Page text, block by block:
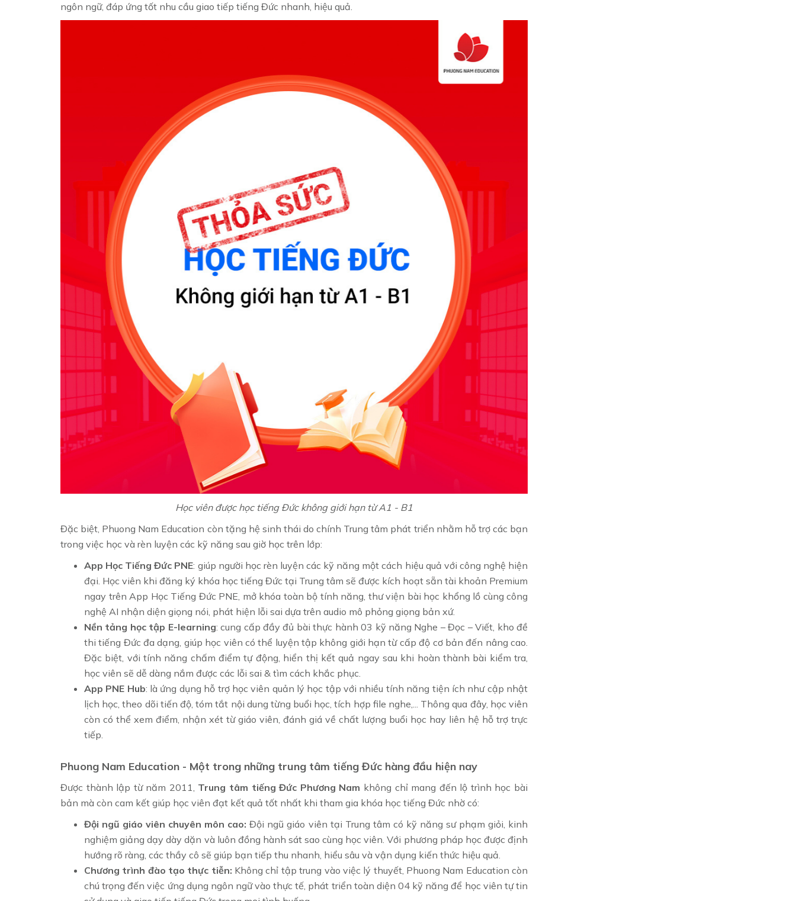
ngôn ngữ, đáp ứng tốt nhu cầu giao tiếp tiếng Đức nhanh, hiệu quả.
Học viên được học tiếng Đức không giới hạn từ A1 - B1
Đặc biệt, Phuong Nam Education còn tặng hệ sinh thái do chính Trung tâm phát triển nhằm hỗ trợ các bạn
trong việc học và rèn luyện các kỹ năng sau giờ học trên lớp:
App Học Tiếng Đức PNE: giúp người học rèn luyện các kỹ năng một cách hiệu quả với công nghệ hiện
đại. Học viên khi đăng ký khóa học tiếng Đức tại Trung tâm sẽ được kích hoạt sẵn tài khoản Premium
ngay trên App Học Tiếng Đức PNE, mở khóa toàn bộ tính năng, thư viện bài học khổng lồ cùng công
nghệ AI nhận diện giọng nói, phát hiện lỗi sai dựa trên audio mô phỏng giọng bản xứ.
Nền tảng học tập E-learning: cung cấp đầy đủ bài thực hành 03 kỹ năng Nghe – Đọc – Viết, kho đề
thi tiếng Đức đa dạng, giúp học viên có thể luyện tập không giới hạn từ cấp độ cơ bản đến nâng cao.
Đặc biệt, với tính năng chấm điểm tự động, hiển thị kết quả ngay sau khi hoàn thành bài kiểm tra,
học viên sẽ dễ dàng nắm được các lỗi sai & tìm cách khắc phục.
App PNE Hub: là ứng dụng hỗ trợ học viên quản lý học tập với nhiều tính năng tiện ích như cập nhật
lịch học, theo dõi tiến độ, tóm tắt nội dung từng buổi học, tích hợp file nghe,... Thông qua đây, học viên
còn có thể xem điểm, nhận xét từ giáo viên, đánh giá về chất lượng buổi học hay liên hệ hỗ trợ trực
tiếp.
Phuong Nam Education - Một trong những trung tâm tiếng Đức hàng đầu hiện nay
Được thành lập từ năm 2011, Trung tâm tiếng Đức Phương Nam không chỉ mang đến lộ trình học bài
bản mà còn cam kết giúp học viên đạt kết quả tốt nhất khi tham gia khóa học tiếng Đức nhờ có:
Đội ngũ giáo viên chuyên môn cao:Đội ngũ giáo viên tại Trung tâm có kỹ năng sư phạm giỏi, kinh
nghiệm giảng dạy dày dặn và luôn đồng hành sát sao cùng học viên. Với phương pháp học được định
hướng rõ ràng, các thầy cô sẽ giúp bạn tiếp thu nhanh, hiểu sâu và vận dụng kiến thức hiệu quả.
Chương trình đào tạo thực tiễn: Không chỉ tập trung vào việc lý thuyết, Phuong Nam Education còn
chú trọng đến việc ứng dụng ngôn ngữ vào thực tế, phát triển toàn diện 04 kỹ năng để học viên tự tin